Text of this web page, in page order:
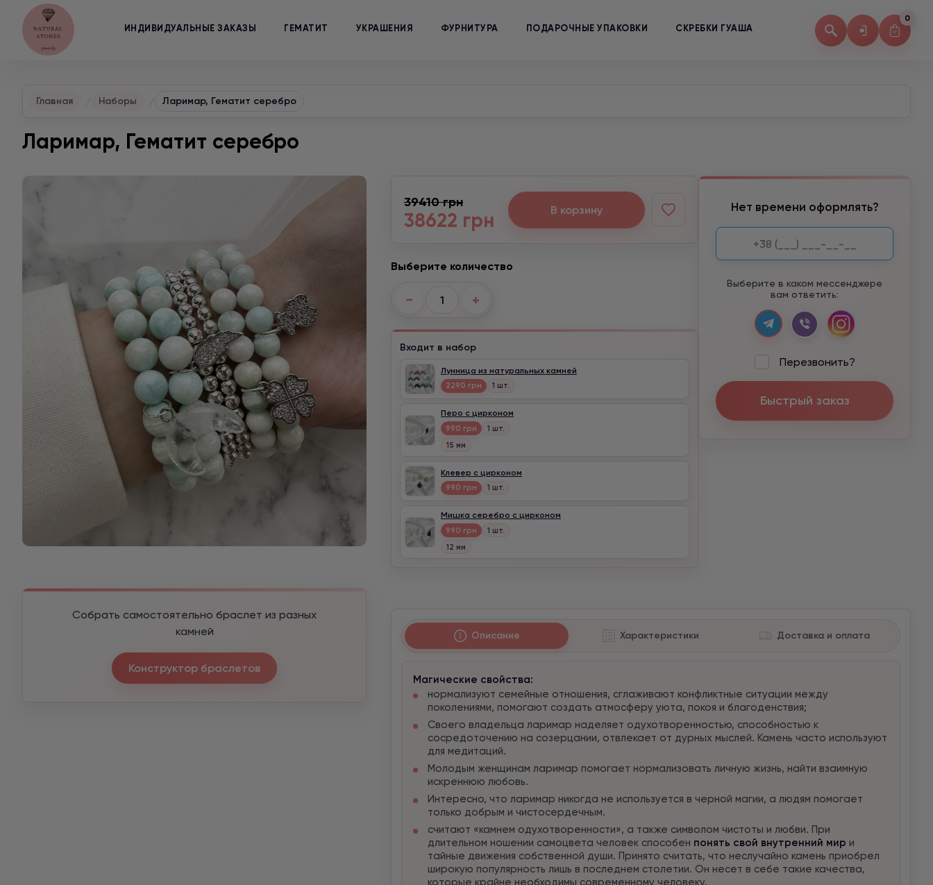
ИНДИВИДУАЛЬНЫЕ ЗАКАЗЫ ГЕМАТИТ УКРАШЕНИЯ ФУРНИТУРА ПОДАРОЧНЫЕ УПАКОВКИ СКРЕБКИ ГУАША
0
Главная Наборы Ларимар, Гематит серебро
Ларимар, Гематит серебро
Собрать самостоятельно браслет из разных
камней
Конструктор браслетов
39410 грн
38622 грн В корзину
Выберите количество
− +
Входит в набор
Лунница из натуральных камней
2290 грн 1 шт.
Перо с цирконом
990 грн
1 шт.
15 мм
Клевер с цирконом
990 грн 1 шт.
Мишка серебро с цирконом
990 грн
1 шт.
12 мм
Нет времени оформлять?
Выберите в каком мессенджере
вам ответить:
Перезвонить?
Быстрый заказ
Описание Характеристики Доставка и оплата
Магические свойства:
нормализуют семейные отношения, сглаживают конфликтные ситуации между
поколениями, помогают создать атмосферу уюта, покоя и благоденствия;
Своего владельца ларимар наделяет одухотворенностью, способностью к
сосредоточению на созерцании, отвлекает от дурных мыслей. Камень часто используют
для медитаций.
Молодым женщинам ларимар помогает нормализовать личную жизнь, найти взаимную
искреннюю любовь.
Интересно, что ларимар никогда не используется в черной магии, а людям помогает
только добрым и чистосердечным.
считают «камнем одухотворенности», а также символом чистоты и любви. При
длительном ношении самоцвета человек способен понять свой внутренний мир и
тайные движения собственной души. Принято считать, что неслучайно камень приобрел
широкую популярность лишь в последнем столетии. Он несет в себе такие качества,
которые крайне необходимы современному человеку.